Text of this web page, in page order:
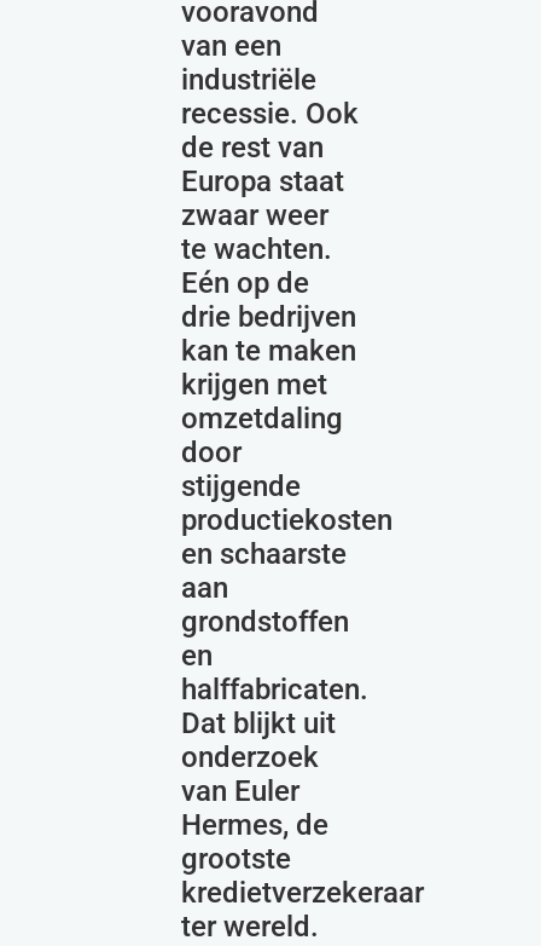
vooravond
van een
industriële
recessie. Ook
de rest van
Europa staat
zwaar weer
te wachten.
Eén op de
drie bedrijven
kan te maken
krijgen met
omzetdaling
door
stijgende
productiekosten
en schaarste
aan
grondstoffen
en
halffabricaten.
Dat blijkt uit
onderzoek
van Euler
Hermes, de
grootste
kredietverzekeraar
ter wereld.